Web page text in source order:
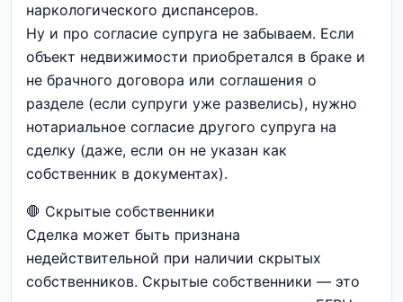
наркологического диспансеров.
Ну и про согласие супруга не забываем. Если
объект недвижимости приобретался в браке и
не брачного договора или соглашения о
разделе (если супруги уже развелись), нужно
нотариальное согласие другого супруга на
сделку (даже, если он не указан как
собственник в документах).
🛑 Скрытые собственники
Сделка может быть признана
недействительной при наличии скрытых
собственников. Скрытые собственники — это